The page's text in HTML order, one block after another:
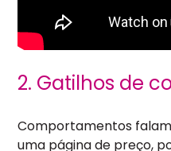
2. Gatilhos de
Comportamentos
uma página de preço,